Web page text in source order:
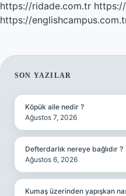
https://ridade.com.tr
https://
SIDEBAR
SON YAZILAR
Köpük aile nedir ?
Ağustos 7, 2026
Defterdarlık nereye bağlıdır ?
Ağustos 6, 2026
Kumaş üzerinden yapışkan